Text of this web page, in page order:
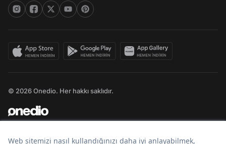
© 2026 Onedio. Her hakkı saklıdır.